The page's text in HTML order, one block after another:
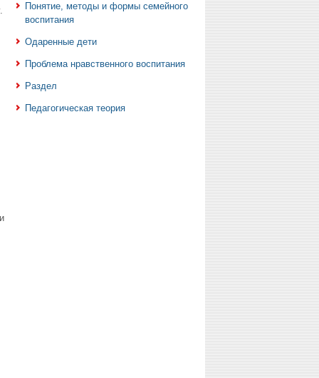
Понятие, методы и формы семейного
воспитания
Одаренные дети
Проблема нравственного воспитания
Раздел
Педагогическая теория